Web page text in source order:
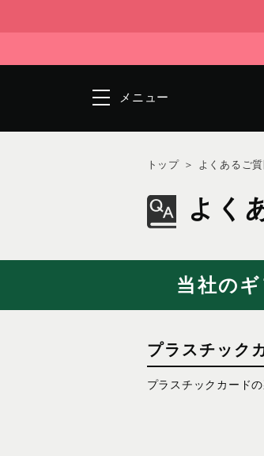
メニュー
トップ よくあるご
よく
当社の
プラスチック
プラスチックカード